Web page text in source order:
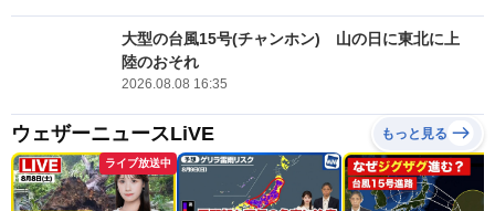
大型の台風15号(チャンホン) 山の日に東北に上
陸のおそれ
2026.08.08 16:35
ウェザーニュースLiVE もっと見る
ライブ放送中